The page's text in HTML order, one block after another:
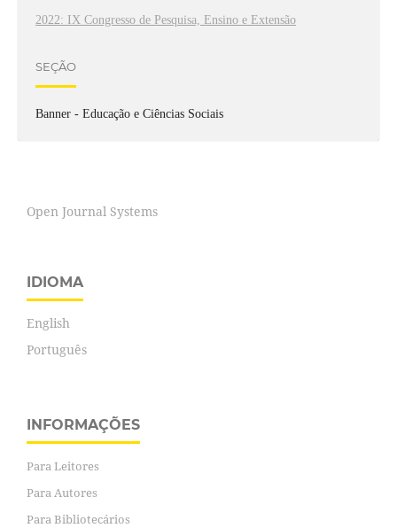
2022: IX Congresso de Pesquisa, Ensino e Extensão
SEÇÃO
Banner - Educação e Ciências Sociais
Open Journal Systems
IDIOMA
English
Português
INFORMAÇÕES
Para Leitores
Para Autores
Para Bibliotecários